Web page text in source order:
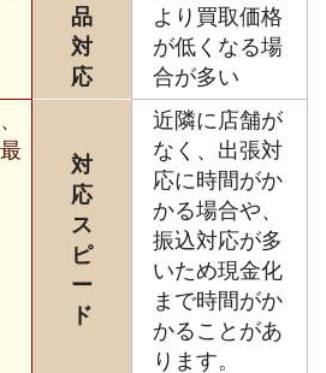
品
対
応
より買取価格
が低くなる場
合が多い
対
応
ス
ピ
ー
ド
近隣に店舗が
なく、出張対
応に時間がか
かる場合や、
振込対応が多
いため現金化
まで時間がか
かることがあ
ります。